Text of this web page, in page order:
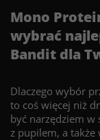
Mono
wybrać
Bandit dla
Dlaczego wybór
to coś więcej niż
być narzędziem w
z pupilem, a